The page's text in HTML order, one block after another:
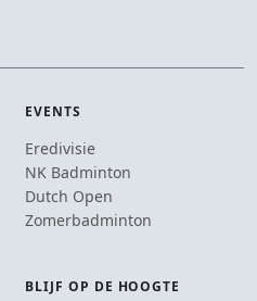
EVENTS
Eredivisie
NK Badminton
Dutch Open
Zomerbadminton
BLIJF OP DE HOOGTE